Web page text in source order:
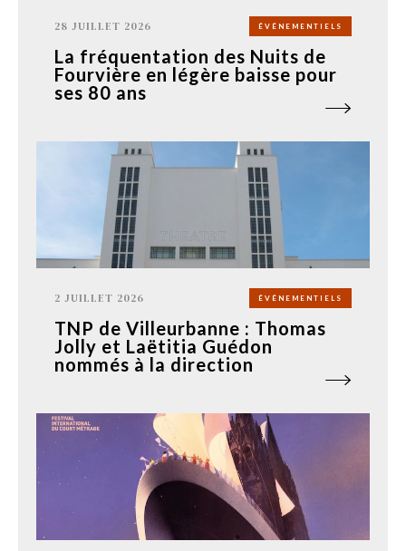
28 JUILLET 2026 ÉVÉNEMENTIELS
La fréquentation des Nuits de
Fourvière en légère baisse pour
ses 80 ans
2 JUILLET 2026 ÉVÉNEMENTIELS
TNP de Villeurbanne : Thomas
Jolly et Laëtitia Guédon
nommés à la direction